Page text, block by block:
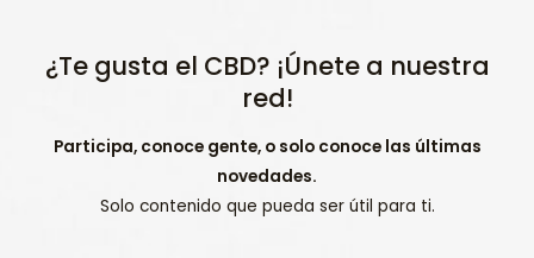
¿Te gusta el CBD? ¡Únete a nuestra
red!
Participa, conoce gente, o solo conoce las últimas
novedades.
Solo contenido que pueda ser útil para ti.